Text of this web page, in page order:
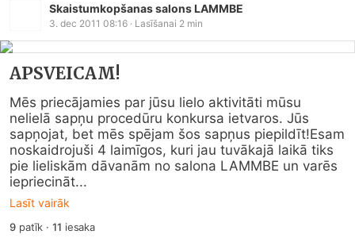
Skaistumkopšanas salons LAMMBE
3. dec 2011 08:16 · Lasīšanai 2 min
APSVEICAM!
Mēs priecājamies par jūsu lielo aktivitāti mūsu
nelielā sapņu procedūru konkursa ietvaros. Jūs
sapņojat, bet mēs spējam šos sapņus piepildīt!Esam
noskaidrojuši 4 laimīgos, kuri jau tuvākajā laikā tiks
pie lieliskām dāvanām no salona LAMMBE un varēs
iepriecināt...
Lasīt vairāk
9patīk ·11 iesaka